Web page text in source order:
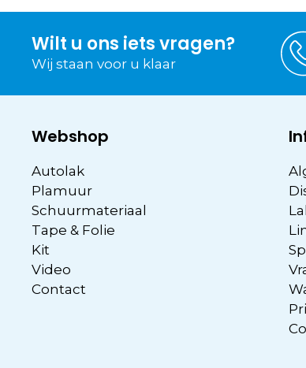
Wilt u ons iets vragen?
Wij staan voor u klaar
Webshop
Autolak
Plamuur
Schuurmateriaal
Tape & Folie
Kit
Video
Contact